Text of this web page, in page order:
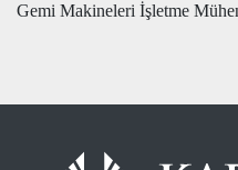
Gemi Makineleri İşletme